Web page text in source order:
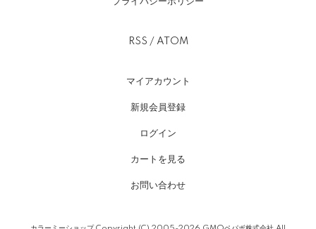
RSS / ATOM
マイアカウント
新規会員登録
ログイン
カートを見る
お問い合わせ